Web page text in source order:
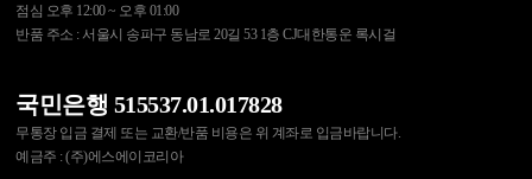
점심 오후 12:00 ~ 오후 01:00
반품 주소 : 서울시 송파구 동남로 20길 53 1층 CJ대한통운 록시걸
국민은행 515537.01.017828
무통장 입금 결제 또는 교환/반품 비용은 위 계좌로 입금바랍니다.
예금주 : (주)에스에이코리아